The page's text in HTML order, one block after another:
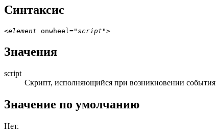
Синтаксис
<element onwheel="script
Значения
script
Скрипт, исполняющийся при возникновении события
Значение по умолчанию
Нет.